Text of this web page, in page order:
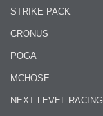
STRIKE PACK
CRONUS
POGA
MCHOSE
NEXT LEVEL RACING